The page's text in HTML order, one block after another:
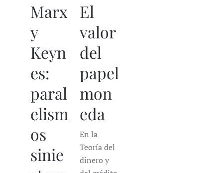
Marx
y
Keyn
es:
paral
elism
os
sinie
El
valor
del
papel
mon
eda
En la
Teoría del
dinero y